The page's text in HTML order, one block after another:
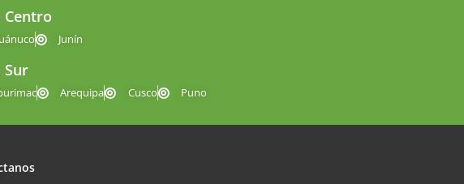
Centro
Junín
Sur
Arequipa Cusco Puno